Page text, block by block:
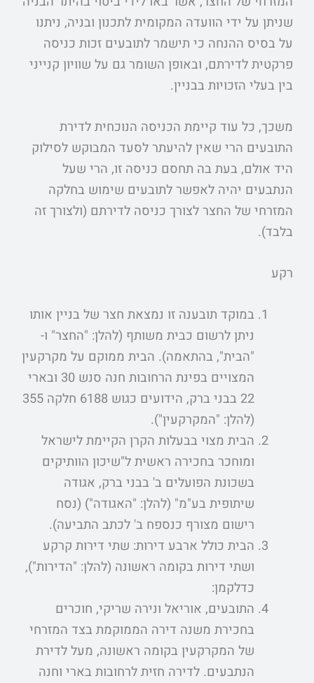
שניתן על ידי הוועדה המקומית לתכנון ובניה, ניתנו
על בסיס ההנחה כי תישמר לתובעים זכות כניסה
פרקטית לדירתם, ובאופן השומר גם על שוויון קנייני
בין בעלי הזכויות בבניין.
משכך, כל עוד קיימת הכניסה הנוכחית לדירת
התובעים הרי שאין להיעתר לסעד המבוקש לסילוק
היד אולם, בעת בה תחסם כניסה זו, הרי שעל
הנתבעים יהיה לאפשר לתובעים שימוש בחלקה
המזרחי של החצר לצורך כניסה לדירתם (ולצורך זה
בלבד).
רקע
במוקד תובענה זו נמצאת חצר של בניין אותו
ניתן לרשום כבית משותף (להלן: "החצר" ו-
"הבית", בהתאמה). הבית ממוקם על מקרקעין
המצויים בפינת הרחובות חנה סנש 30 ובארי
22 בבני ברק, הידועים כגוש 6188 חלקה 355
(להלן: "המקרקעין").
הבית מצוי בבעלות הקרן הקיימת לישראל
ומוחכר בחכירה ראשית ל"שיכון הוותיקים
בשכונת הפועלים ב' בבני ברק, אגודה
שיתופית בע"מ" (להלן: "האגודה") (נסח
רישום מצורף כנספח ב' לכתב התביעה).
הבית כולל ארבע דירות: שתי דירות קרקע
ושתי דירות בקומה ראשונה (להלן: "הדירות"),
כדלקמן:
התובעים, אוריאל ונירה שריקי, חוכרים
בחכירת משנה דירה הממוקמת בצד המזרחי
של המקרקעין בקומה ראשונה, מעל לדירת
הנתבעים. לדירה חזית לרחובות בארי וחנה